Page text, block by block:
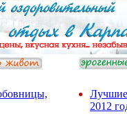
Лучшие
2012